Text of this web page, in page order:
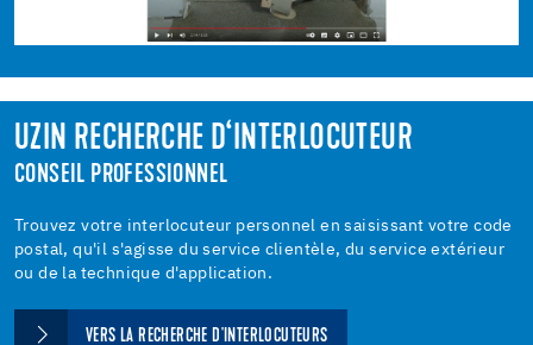
UZIN RECHERCHE D‘INTERLOCUTEUR
CONSEIL PROFESSIONNEL
Trouvez votre interlocuteur personnel en saisissant votre code
postal, qu'il s'agisse du service clientèle, du service extérieur
ou de la technique d'application.
VERS LA RECHERCHE D'INTERLOCUTEURS